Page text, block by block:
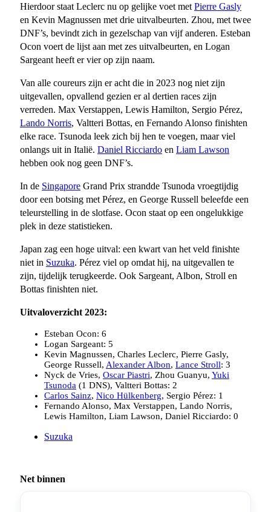
Hierdoor staat Leclerc nu op gelijke voet met Pierre Gasly
en Kevin Magnussen met drie uitvalbeurten. Zhou, met twee
DNF’s, bevindt zich in gezelschap van vijf anderen. Esteban
Ocon voert de lijst aan met zes uitvalbeurten, en Logan
Sargeant heeft er vier op zijn naam.
Van alle coureurs zijn er acht die in 2023 nog niet zijn
uitgevallen, opvallend gezien er al dertien races zijn
verreden. Max Verstappen, Lewis Hamilton, Sergio Pérez,
Lando Norris, Valtteri Bottas, en Fernando Alonso finishten
elke race. Tsunoda leek zich bij hen te voegen, maar viel
onlangs uit in Italië. Daniel Ricciardo en Liam Lawson
hebben ook nog geen DNF’s.
In de Singapore Grand Prix strandde Tsunoda vroegtijdig
door een botsing met Pérez, en George Russell beleefde een
teleurstelling in de slotfase. Ocon staat op een ongelukkige
plek in deze statistieken.
Japan zag een hoge uitval: een kwart van het veld finishte
niet in Suzuka. Pérez viel op omdat hij, na uitgevallen te
zijn, tijdelijk terugkeerde. Ook Sargeant, Albon, Stroll en
Bottas finishten niet.
Uitvaloverzicht 2023:
Esteban Ocon: 6
Logan Sargeant: 5
Kevin Magnussen, Charles Leclerc, Pierre Gasly,
George Russell, Alexander Albon, Lance Stroll: 3
Nyck de Vries, Oscar Piastri, Zhou Guanyu, Yuki
Tsunoda (1 DNS), Valtteri Bottas: 2
Carlos Sainz, Nico Hülkenberg, Sergio Pérez: 1
Fernando Alonso, Max Verstappen, Lando Norris,
Lewis Hamilton, Liam Lawson, Daniel Ricciardo: 0
Suzuka
Net binnen